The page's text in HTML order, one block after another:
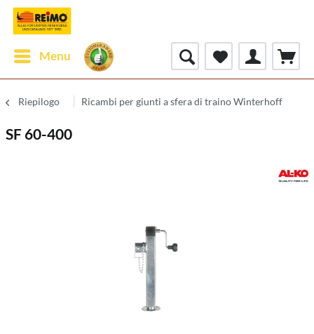
Menu
Riepilogo Ricambi per giunti a sfera di traino Winterhoff
SF 60-400